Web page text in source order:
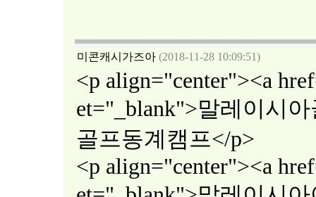
미콘캐시가즈아 (2018-11-28 10:09:51)
<p align="center"><a
et="_blank">말레이시
골프동계캠프</p>
<p align="center"><a